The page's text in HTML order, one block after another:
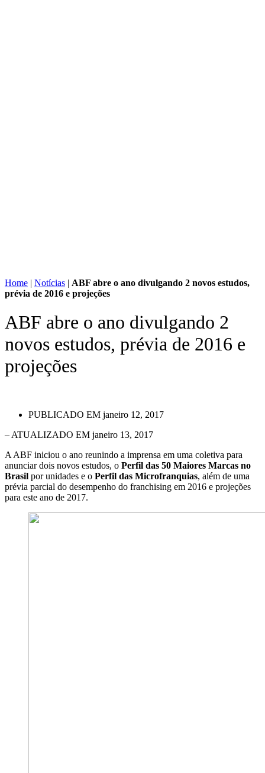
Home | Notícias | ABF abre o ano divulgando 2 novos estudos,
prévia de 2016 e projeções
ABF abre o ano divulgando 2
novos estudos, prévia de 2016 e
projeções
PUBLICADO EM janeiro 12, 2017
– ATUALIZADO EM janeiro 13, 2017
A ABF iniciou o ano reunindo a imprensa em uma coletiva para
anunciar dois novos estudos, o Perfil das 50 Maiores Marcas no
Brasil por unidades e o Perfil das Microfranquias, além de uma
prévia parcial do desempenho do franchising em 2016 e projeções
para este ano de 2017.